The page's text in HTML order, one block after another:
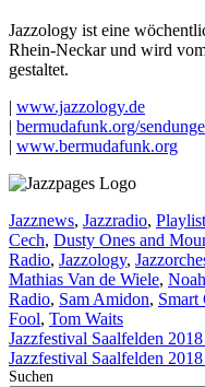
Jazzology ist eine
Rhein-Neckar und wird
gestaltet.
| www.jazzology.de
| bermudafunk.org/
| www.bermudafunk.org
Kategorien
Jazznews, Jazzradio, Playlist
Cech, Dusty Ones and
Radio, Jazzology,
Mathias Van de Wiele,
Radio, Sam Amidon, Smart
Fool, Tom Waits
Jazzfestival Saalfelden
Jazzfestival Saalfelden
Suchen